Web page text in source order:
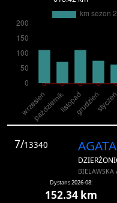
7/13340
Dystans 2026-08:
152.34 km